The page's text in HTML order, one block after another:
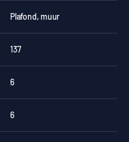
Plafond, muur
137
6
6